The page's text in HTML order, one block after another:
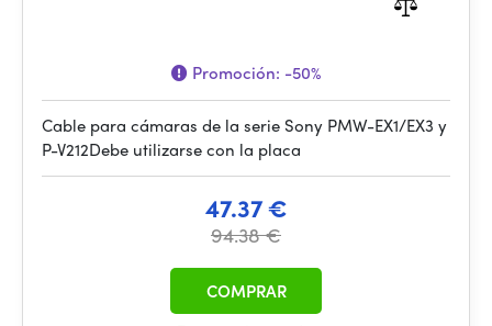
Promoción: -50%
Cable para cámaras de la serie Sony PMW-EX1/EX3 y
P-V212Debe utilizarse con la placa
47.37 €
94.38 €
COMPRAR